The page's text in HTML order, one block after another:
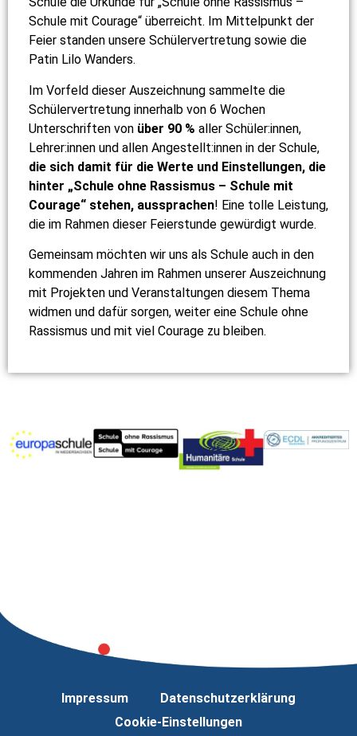
Schule mit Courage“ überreicht. Im Mittelpunkt der
Feier standen unsere Schülervertretung sowie die
Patin Lilo Wanders.
Im Vorfeld dieser Auszeichnung sammelte die
Schülervertretung innerhalb von 6 Wochen
Unterschriften von über 90 % aller Schüler:innen,
Lehrer:innen und allen Angestellt:innen in der Schule,
die sich damit für die Werte und Einstellungen, die
hinter „Schule ohne Rassismus – Schule mit
Courage“ stehen, aussprachen! Eine tolle Leistung,
die im Rahmen dieser Feierstunde gewürdigt wurde.
Gemeinsam möchten wir uns als Schule auch in den
kommenden Jahren im Rahmen unserer Auszeichnung
mit Projekten und Veranstaltungen diesem Thema
widmen und dafür sorgen, weiter eine Schule ohne
Rassismus und mit viel Courage zu bleiben.
Impressum
Datenschutzerklärung
Cookie-Einstellungen